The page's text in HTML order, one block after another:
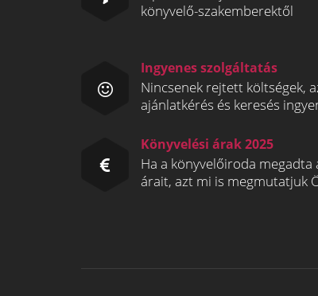
könyvelő-szakemberektől
Ingyenes szolgáltatás
Nincsenek rejtett költségek,
ajánlatkérés és keresés
Könyvelési árak 2025
Ha a könyvelőiroda megadta
árait, azt mi is megmutatjuk